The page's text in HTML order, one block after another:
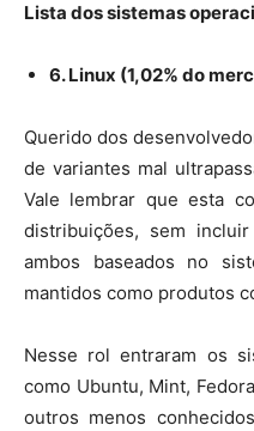
Lista dos sistemas
6. Linux (1,02% do
Querido dos
de variantes mal
Vale lembrar que esta
distribuições, sem
ambos baseados no
mantidos como produtos
Nesse rol entraram os
como Ubuntu, Mint,
outros menos